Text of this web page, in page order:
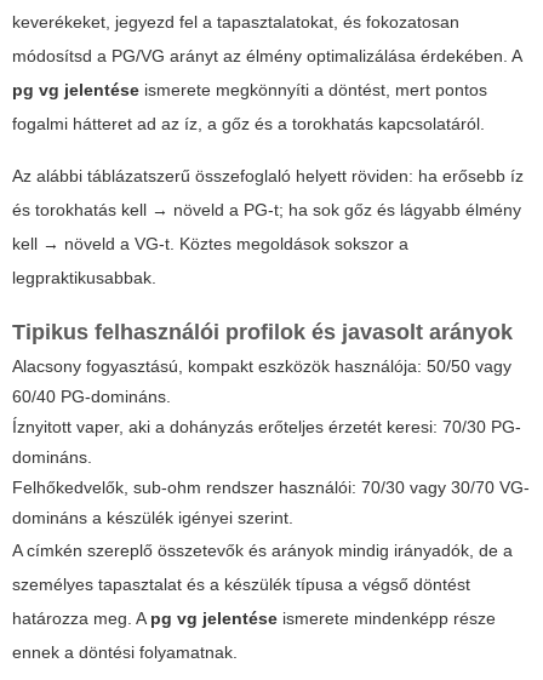
keverékeket, jegyezd fel a tapasztalatokat, és fokozatosan
módosítsd a PG/VG arányt az élmény optimalizálása érdekében. A
pg vg jelentése ismerete megkönnyíti a döntést, mert pontos
fogalmi hátteret ad az íz, a gőz és a torokhatás kapcsolatáról.
Az alábbi táblázatszerű összefoglaló helyett röviden: ha erősebb íz
és torokhatás kell → növeld a PG-t; ha sok gőz és lágyabb élmény
kell → növeld a VG-t. Köztes megoldások sokszor a
legpraktikusabbak.
Tipikus felhasználói profilok és javasolt arányok
Alacsony fogyasztású, kompakt eszközök használója: 50/50 vagy
60/40 PG-domináns.
Íznyitott vaper, aki a dohányzás erőteljes érzetét keresi: 70/30 PG-
domináns.
Felhőkedvelők, sub-ohm rendszer használói: 70/30 vagy 30/70 VG-
domináns a készülék igényei szerint.
A címkén szereplő összetevők és arányok mindig irányadók, de a
személyes tapasztalat és a készülék típusa a végső döntést
határozza meg. A pg vg jelentése ismerete mindenképp része
ennek a döntési folyamatnak.